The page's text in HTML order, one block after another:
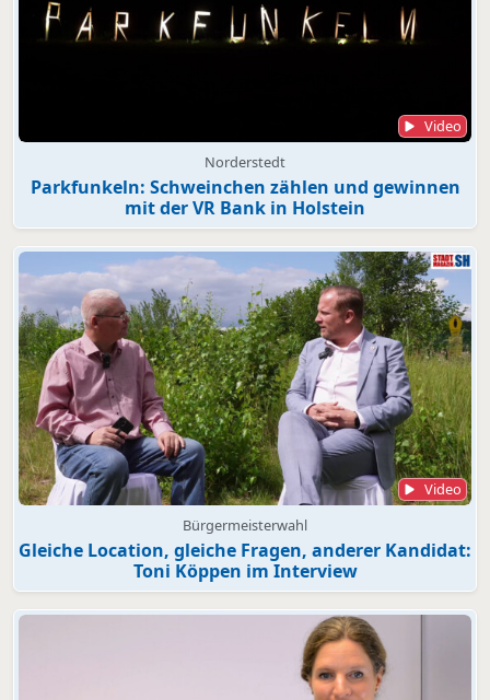
Video
Norderstedt
Parkfunkeln: Schweinchen zählen und gewinnen
mit der VR Bank in Holstein
Video
Bürgermeisterwahl
Gleiche Location, gleiche Fragen, anderer Kandidat:
Toni Köppen im Interview